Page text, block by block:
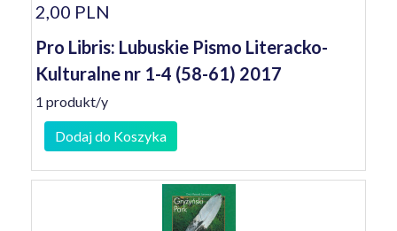
2,00 PLN
Pro Libris: Lubuskie Pismo Literacko-
Kulturalne nr 1-4 (58-61) 2017
1 produkt/y
Dodaj do Koszyka